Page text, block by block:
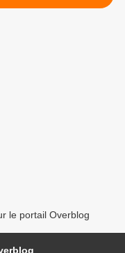
le portail Overblog